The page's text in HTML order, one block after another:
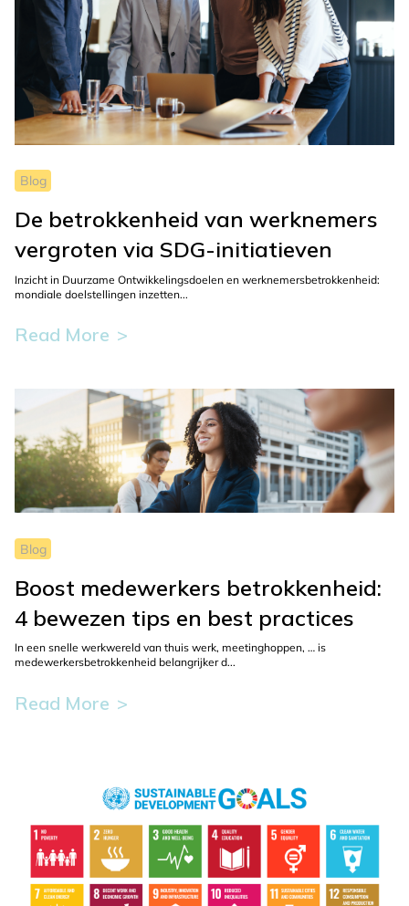
more
information
about
the
selected
blog.
Blog
De betrokkenheid van werknemers
vergroten via SDG-initiatieven
Inzicht in Duurzame Ontwikkelingsdoelen en werknemersbetrokkenheid:
mondiale doelstellingen inzetten...
Read More
This
used
to
display
more
about
the
selected
blog.
Blog
Boost medewerkers betrokkenheid:
4 bewezen tips en best practices
In een snelle werkwereld van thuis werk, meetinghoppen, … is
medewerkersbetrokkenheid belangrijker d...
Read More
This
display
more
information